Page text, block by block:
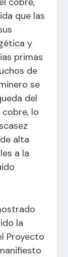
que las
y
primas
de
se
del
lo
alta
a la
la
Proyecto